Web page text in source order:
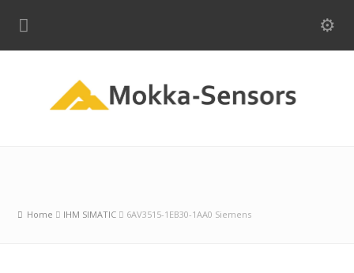
Home IHM SIMATIC 6AV3515-1EB30-1AA0 Siemens